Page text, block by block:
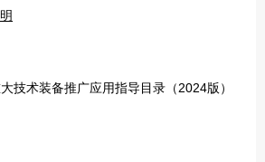
技术装备推广应用指导目录（2024版）